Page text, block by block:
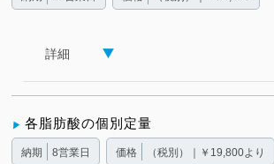
詳細
各脂肪酸の個別定量
納期 8営業日 価格 （税別）｜￥19,800より